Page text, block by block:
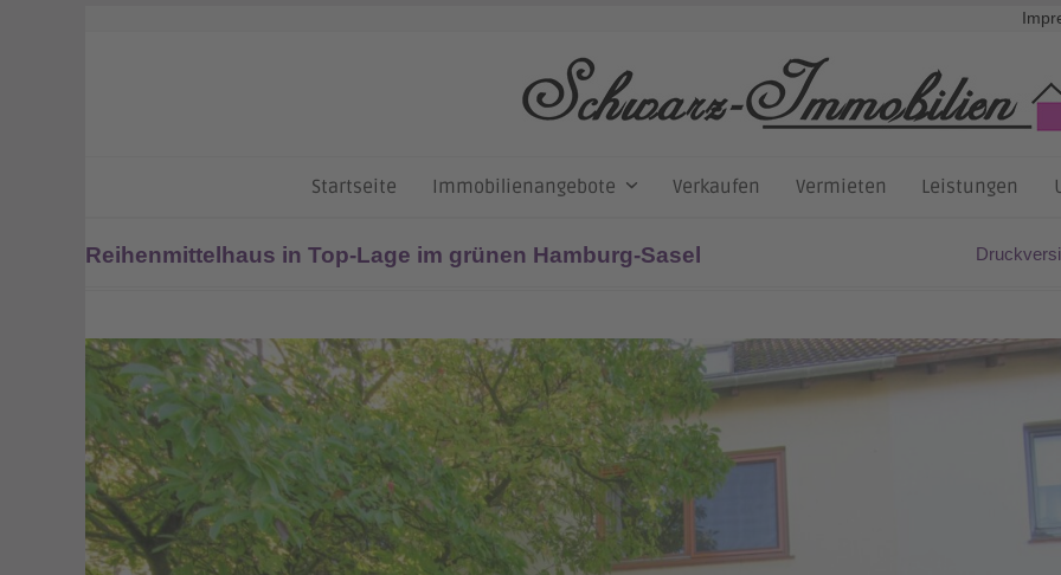
Startseite Immobilienangebote Verkaufen Vermieten Leistungen
Reihenmittelhaus in Top-Lage im grünen Hamburg-Sasel